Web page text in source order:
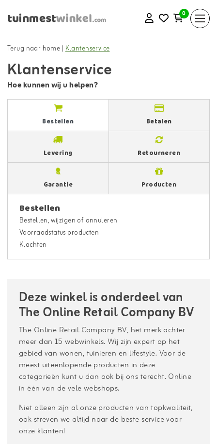
0
Terug naar home |Klantenservice
Klantenservice
Hoe kunnen wij u helpen?
Bestellen Betalen
Levering Retourneren
Garantie Producten
Bestellen
Bestellen, wijzigen of annuleren
Voorraadstatus producten
Klachten
Deze winkel is onderdeel van
The Online Retail Company BV
The Online Retail Company BV, het merk achter
meer dan 15 webwinkels. Wij zijn expert op het
gebied van wonen, tuinieren en lifestyle. Voor de
meest uiteenlopende producten in deze
categorieën kunt u dan ook bij ons terecht. Online
in één van de vele webshops.
Niet alleen zijn al onze producten van topkwaliteit,
ook streven we altijd naar de beste service voor
onze klanten!